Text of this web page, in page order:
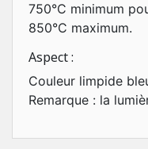
750°C minimum
850°C maximum.
Aspect :
Couleur limpide
Remarque : la